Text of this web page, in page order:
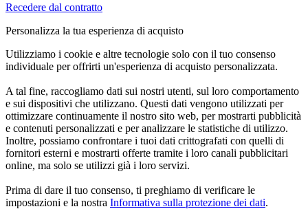
Recedere dal contratto
Personalizza la tua esperienza di acquisto
Utilizziamo i cookie e altre tecnologie solo con il tuo consenso
individuale per offrirti un'esperienza di acquisto personalizzata.
A tal fine, raccogliamo dati sui nostri utenti, sul loro comportamento
e sui dispositivi che utilizzano. Questi dati vengono utilizzati per
ottimizzare continuamente il nostro sito web, per mostrarti pubblicità
e contenuti personalizzati e per analizzare le statistiche di utilizzo.
Inoltre, possiamo confrontare i tuoi dati crittografati con quelli di
fornitori esterni e mostrarti offerte tramite i loro canali pubblicitari
online, ma solo se utilizzi già i loro servizi.
Prima di dare il tuo consenso, ti preghiamo di verificare le
impostazioni e la nostra Informativa sulla protezione dei dati.